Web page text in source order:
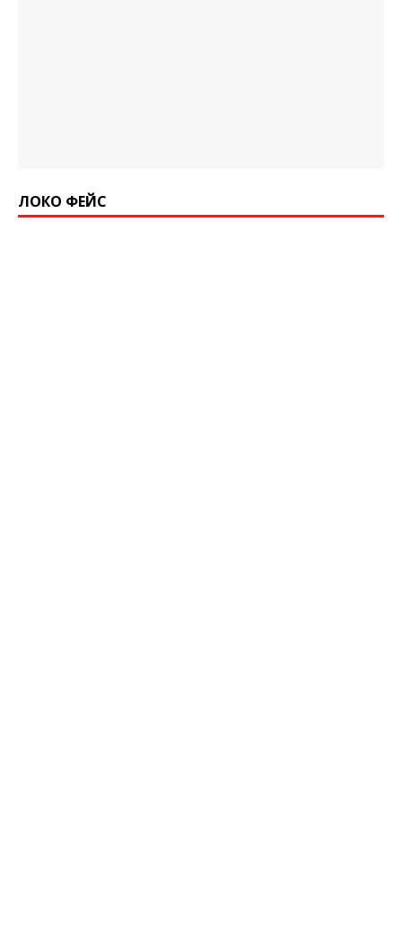
ЛОКО ФЕЙС